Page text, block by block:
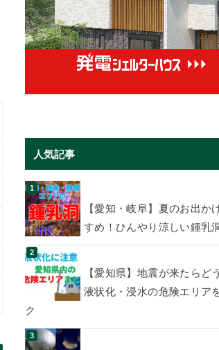
人気記事
【愛知・岐阜】夏のお出か
すめ！ひんやり涼しい鍾乳
【愛知県】地震が来たらど
液状化・浸水の危険エリア
ク